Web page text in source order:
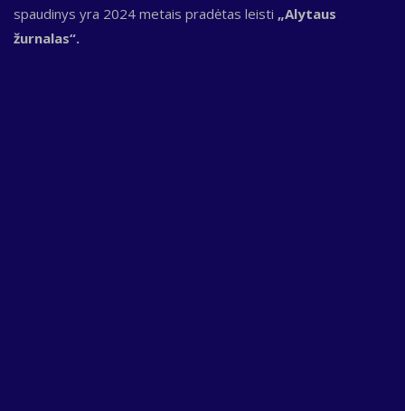
spaudinys yra 2024 metais pradėtas leisti „Alytaus
žurnalas“.